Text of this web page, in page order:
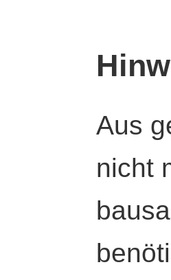
Aus
nicht